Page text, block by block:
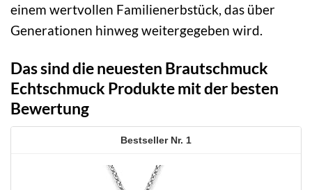
einem wertvollen Familienerbstück, das über
Generationen hinweg weitergegeben wird.
Das sind die neuesten Brautschmuck
Echtschmuck Produkte mit der besten
Bewertung
1